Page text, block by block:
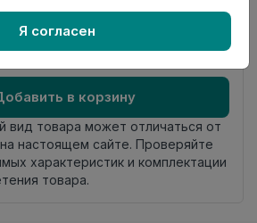
в корзину
вид товара может отличаться от
настоящем сайте. Проверяйте
характеристик и комплектации
товара.
Я согласен